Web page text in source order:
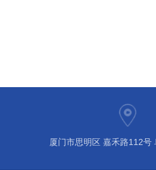
厦门市思明区 嘉禾路112号